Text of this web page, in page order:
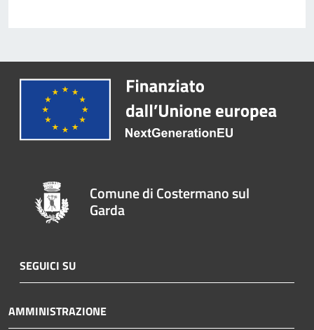
Comune di Costermano sul
Garda
SEGUICI SU
AMMINISTRAZIONE